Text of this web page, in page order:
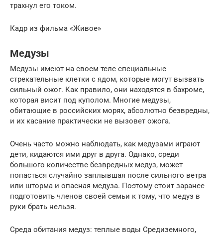
трахнул его током.
Кадр из фильма «Живое»
Медузы
Медузы имеют на своем теле специальные
стрекательные клетки с ядом, которые могут вызвать
сильный ожог. Как правило, они находятся в бахроме,
которая висит под куполом. Многие медузы,
обитающие в российских морях, абсолютно безвредны,
и их касание практически не вызовет ожога.
Очень часто можно наблюдать, как медузами играют
дети, кидаются ими друг в друга. Однако, среди
большого количестве безвредных медуз, может
попасться случайно заплывшая после сильного ветра
или шторма и опасная медуза. Поэтому стоит заранее
подготовить членов своей семьи к тому, что медуз в
руки брать нельзя.
Среда обитания медуз: теплые воды Средиземного,